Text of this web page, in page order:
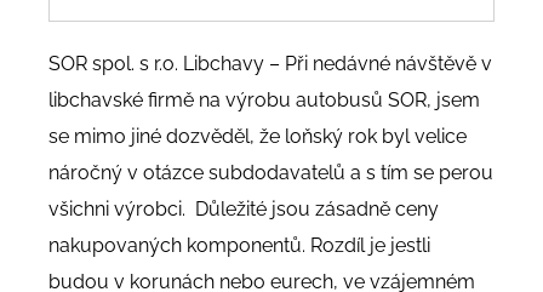
SOR spol. s r.o. Libchavy – Při nedávné návštěvě v
libchavské firmě na výrobu autobusů SOR, jsem
se mimo jiné dozvěděl, že loňský rok byl velice
náročný v otázce subdodavatelů a s tím se perou
všichni výrobci. Důležité jsou zásadně ceny
nakupovaných komponentů. Rozdíl je jestli
budou v korunách nebo eurech, ve vzájemném